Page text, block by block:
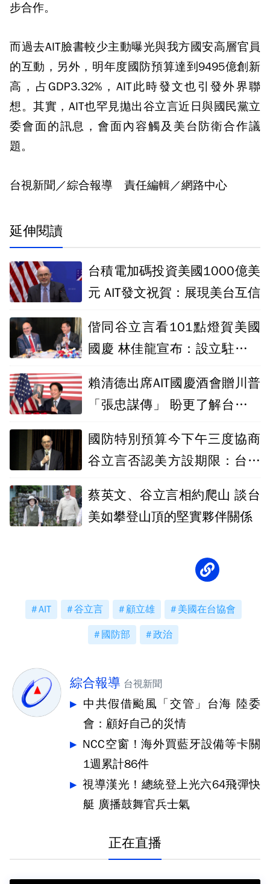
步合作。
而過去AIT臉書較少主動曝光與我方國安高層官員
的互動，另外，明年度國防預算達到9495億創新
高，占GDP3.32%，AIT此時發文也引發外界聯
想。其實，AIT也罕見拋出谷立言近日與國民黨立
委會面的訊息，會面內容觸及美台防衛合作議
題。
台視新聞／綜合報導 責任編輯／網路中心
延伸閱讀
台積電加碼投資美國1000億美
元 AIT發文祝賀：展現美台互信
偕同谷立言看101點燈賀美國
國慶 林佳龍宣布：設立駐鳳凰
賴清德出席AIT國慶酒會贈川普
「張忠謀傳」 盼更了解台半導
國防特別預算今下午三度協商
谷立言否認美方設期限：台灣
蔡英文、谷立言相約爬山 談台
美如攀登山頂的堅實夥伴關係
AIT 谷立言 顧立雄 美國在台協會
國防部 政治
綜合報導 台視新聞
中共假借颱風「交管」台海 陸委
會：顧好自己的災情
NCC空窗！海外買藍牙設備等卡關
1週累計86件
視導漢光！總統登上光六64飛彈快
艇 廣播鼓舞官兵士氣
正在直播